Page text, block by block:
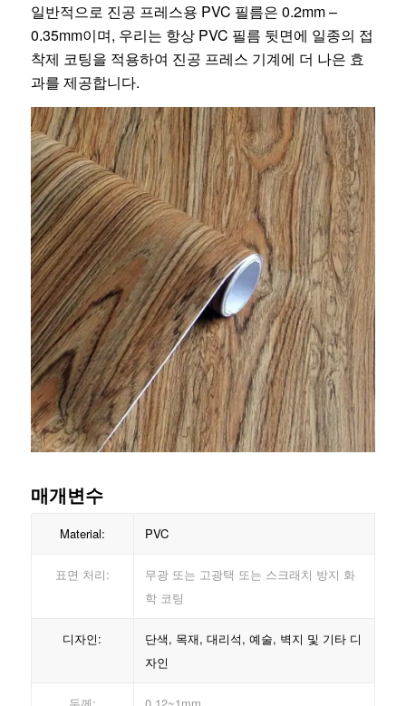
일반적으로 진공 프레스용 PVC 필름은 0.2mm –
0.35mm이며, 우리는 항상 PVC 필름 뒷면에 일종의 접
착제 코팅을 적용하여 진공 프레스 기계에 더 나은 효
과를 제공합니다.
매개변수
Material: PVC
표면 처리:
무광 또는 고광택 또는 스크래치 방지 화
학 코팅
디자인:
단색, 목재, 대리석, 예술, 벽지 및 기타 디
자인